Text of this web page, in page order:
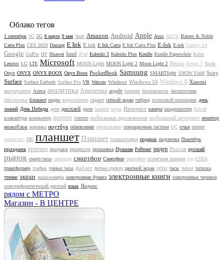
Облако тегов
1 сентября 3G 5G 8 марта 9 мая Acer Amazon Android Apple Asus ASUS Barnes & Noble
Carta Plus CES 2020 Dasung E Ink E ink E Ink Carta E Ink Carta Plus E-Ink E-ink Galaxy S4
Google GoPro HP Huawei Intel iPad Kaleido 3 Kaleido Plus Kindle Kindle Paperwhite Kobo
Lenovo LG LTE Microsoft MOON Light MOON Light 2 Moon Light 2 Nexus Nexus 7 Nook
Onyx ONYX ONYX BOOX Onyx Boox PocketBook Samsung SMARTlight SNOW Field Sony
Surface Surface Earbuds Surface Pro VR Wacom Windows Windows 10 Windows 8 Xiaomi
аккумулятор Алиса аналитика Аналитика апдейт батарея безопасность беспилотник
библиотека блокнот видео видеосъемка гаджет гибкий экран гибрид голосовой помощник день
знаний День Победы дети дисплей дрон защита игры Интернет камера квадрокоптер Китай
клавиатура компьютер контент лэптоп мобильные приложения мобильный интернет монитор
моноблок новинка ноутбук обновление образование операционная система ОС очки патент
пиратство ПК планшет Планшет планшетофон подарок подсветка Покетбук
праздник прогноз продажи процессор прошивка Пушкин Рейтинг ридер Россия русский
рынок смарт-часы смартпэд смартфон Смартфон сматрфон солнечная батарея суд США
трансформер трафик умные часы фаблет фитнес-трекер цветной экран цена часы чехол читалка
чтение экран экшн-камера электронная бумага электронные книги электронные чернила
электрофоретический дисплей язык Яндекс
рядом с МЕТРО
Магазин - В ЦЕНТРЕ